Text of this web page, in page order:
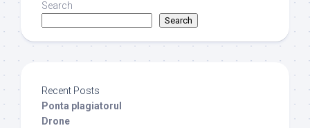
Search
Search
Recent Posts
Ponta plagiatorul
Drone